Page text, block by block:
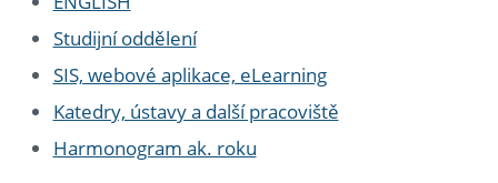
Studijní oddělení
SIS, webové aplikace, eLearning
Katedry, ústavy a další pracoviště
Harmonogram ak. roku